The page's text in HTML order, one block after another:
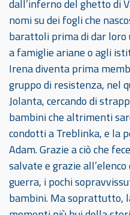
dall’inferno del ghetto di
nomi su dei fogli che
barattoli prima di dar
a famiglie ariane o agli
Irena diventa prima
gruppo di resistenza, nel
Jolanta, cercando di
bambini che altrimenti
condotti a Treblinka, e la
Adam. Grazie a ciò che
salvate e grazie
guerra, i pochi
bambini. Ma soprattutto,